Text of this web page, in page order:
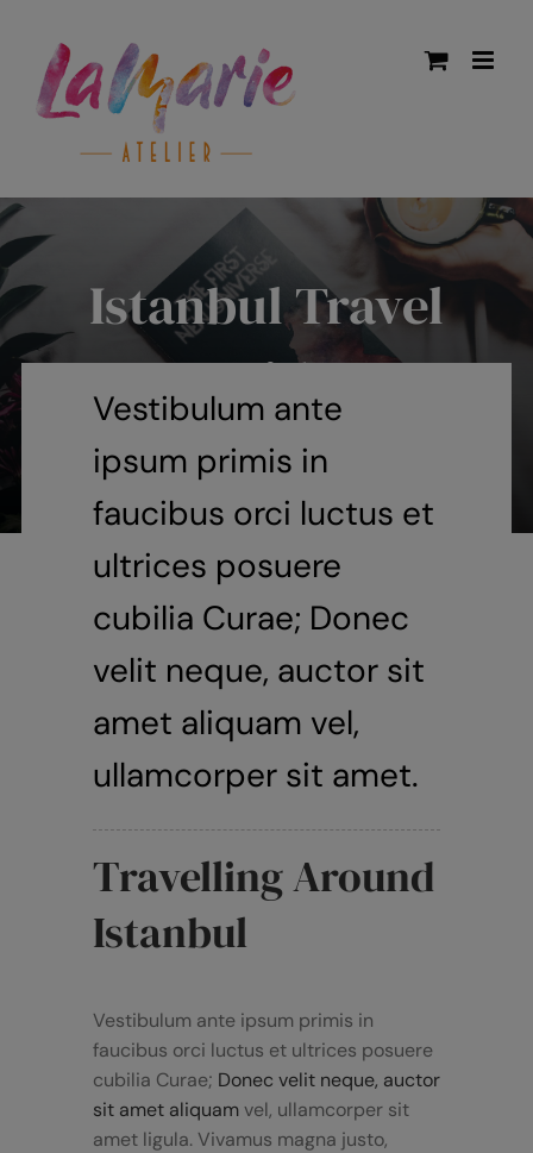
springen
Istanbul Travel
Guide
By Mary Maxey October 24, 2019
Vestibulum ante
ipsum primis in
faucibus orci luctus et
ultrices posuere
cubilia Curae; Donec
velit neque, auctor sit
amet aliquam vel,
ullamcorper sit amet.
Travelling Around
Istanbul
Vestibulum ante ipsum primis in
faucibus orci luctus et ultrices posuere
cubilia Curae; Donec velit neque, auctor
sit amet aliquamvel, ullamcorper sit
amet ligula. Vivamus magna justo,